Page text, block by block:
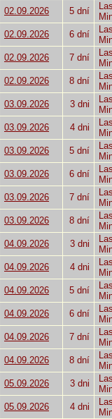
02.09.2026
5 dní
02.09.2026
6 dní
02.09.2026
7 dní
02.09.2026
8 dní
03.09.2026
3 dni
03.09.2026
4 dni
03.09.2026
5 dní
03.09.2026
6 dní
03.09.2026
7 dní
03.09.2026
8 dní
04.09.2026
3 dni
04.09.2026
4 dni
04.09.2026
5 dní
04.09.2026
6 dní
04.09.2026
7 dní
04.09.2026
8 dní
05.09.2026
3 dni
05.09.2026
4 dni